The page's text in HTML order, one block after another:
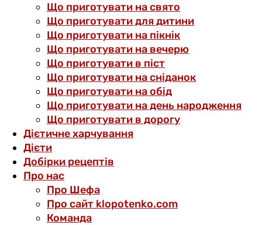
Що приготувати на свято
Що приготувати для дитини
Що приготувати на пікнік
Що приготувати на вечерю
Що приготувати в піст
Що приготувати на сніданок
Що приготувати на обід
Що приготувати на день народження
Що приготувати в дорогу
Дієтичне харчування
Дієти
Добірки рецептів
Про нас
Про Шефа
Про сайт klopotenko.com
Команда